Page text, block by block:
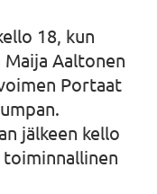
18, kun
Maija Aaltonen
Portaat
jälkeen kello
toiminnallinen